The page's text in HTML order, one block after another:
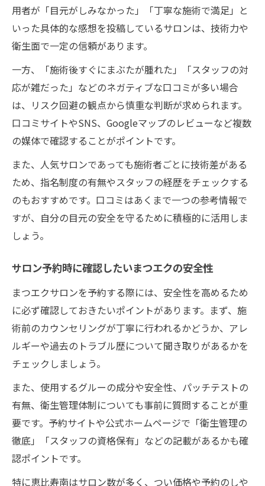
用者が「目元がしみなかった」「丁寧な施術で満足」と
いった具体的な感想を投稿しているサロンは、技術力や
衛生面で一定の信頼があります。
一方、「施術後すぐにまぶたが腫れた」「スタッフの対
応が雑だった」などのネガティブな口コミが多い場合
は、リスク回避の観点から慎重な判断が求められます。
口コミサイトやSNS、Googleマップのレビューなど複数
の媒体で確認することがポイントです。
また、人気サロンであっても施術者ごとに技術差がある
ため、指名制度の有無やスタッフの経歴をチェックする
のもおすすめです。口コミはあくまで一つの参考情報で
すが、自分の目元の安全を守るために積極的に活用しま
しょう。
サロン予約時に確認したいまつエクの安全性
まつエクサロンを予約する際には、安全性を高めるため
に必ず確認しておきたいポイントがあります。まず、施
術前のカウンセリングが丁寧に行われるかどうか、アレ
ルギーや過去のトラブル歴について聞き取りがあるかを
チェックしましょう。
また、使用するグルーの成分や安全性、パッチテストの
有無、衛生管理体制についても事前に質問することが重
要です。予約サイトや公式ホームページで「衛生管理の
徹底」「スタッフの資格保有」などの記載があるかも確
認ポイントです。
特に恵比寿南はサロン数が多く、つい価格や予約のしや